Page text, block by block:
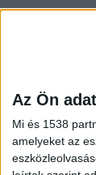
Az Ön
Mi és 1538
amelyeket az